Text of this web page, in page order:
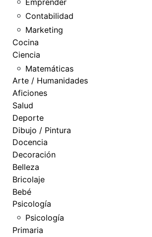
Contabilidad
Marketing
Cocina
Ciencia
Matemáticas
Arte / Humanidades
Aficiones
Salud
Deporte
Dibujo / Pintura
Docencia
Decoración
Belleza
Bricolaje
Bebé
Psicología
Psicología
Primaria